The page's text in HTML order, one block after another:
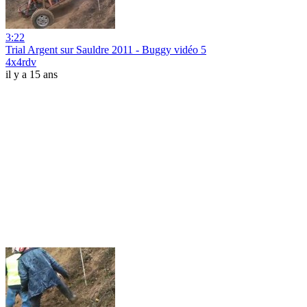
3:22
Trial Argent sur Sauldre 2011 - Buggy vidéo 5
4x4rdv
il y a 15 ans